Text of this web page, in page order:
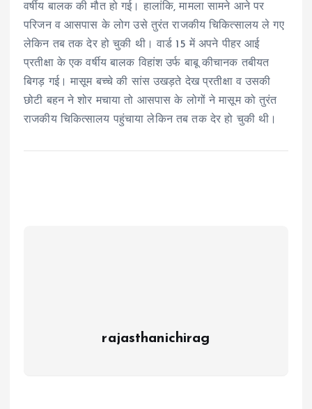
वर्षीय बालक की मौत हो गई। हालांकि, मामला सामने आने पर
परिजन व आसपास के लोग उसे तुरंत राजकीय चिकित्सालय ले गए
लेकिन तब तक देर हो चुकी थी। वार्ड 15 में अपने पीहर आई
प्रतीक्षा के एक वर्षीय बालक विहांश उर्फ बाबू कीचानक तबीयत
बिगड़ गई। मासूम बच्चे की सांस उखड़ते देख प्रतीक्षा व उसकी
छोटी बहन ने शोर मचाया तो आसपास के लोगों ने मासूम को तुरंत
राजकीय चिकित्सालय पहुंचाया लेकिन तब तक देर हो चुकी थी।
rajasthanichirag